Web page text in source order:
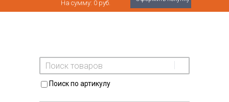
На сумму: 0 руб.
Поиск по артикулу